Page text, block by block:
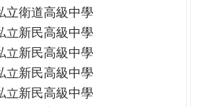
立衛道高級中學
立新民高級中學
立新民高級中學
立新民高級中學
立新民高級中學